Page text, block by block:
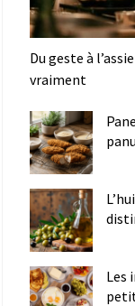
Du geste à
vraiment
Les